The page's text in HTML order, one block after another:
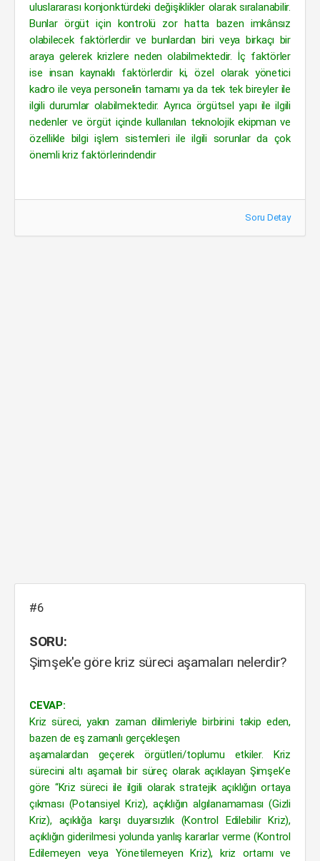
uluslararası konjonktürdeki değişiklikler olarak sıralanabilir.
Bunlar örgüt için kontrolü zor hatta bazen imkânsız
olabilecek faktörlerdir ve bunlardan biri veya birkaçı bir
araya gelerek krizlere neden olabilmektedir. İç faktörler
ise insan kaynaklı faktörlerdir ki, özel olarak yönetici
kadro ile veya personelin tamamı ya da tek tek bireyler ile
ilgili durumlar olabilmektedir. Ayrıca örgütsel yapı ile ilgili
nedenler ve örgüt içinde kullanılan teknolojik ekipman ve
özellikle bilgi işlem sistemleri ile ilgili sorunlar da çok
önemli kriz faktörlerindendir
Soru Detay
#6
SORU:
Şimşek'e göre kriz süreci aşamaları nelerdir?
CEVAP:
Kriz süreci, yakın zaman dilimleriyle birbirini takip eden,
bazen de eş zamanlı gerçekleşen
aşamalardan geçerek örgütleri/toplumu etkiler. Kriz
sürecini altı aşamalı bir süreç olarak açıklayan Şimşek’e
göre “Kriz süreci ile ilgili olarak stratejik açıklığın ortaya
çıkması (Potansiyel Kriz), açıklığın algılanamaması (Gizli
Kriz), açıklığa karşı duyarsızlık (Kontrol Edilebilir Kriz),
açıklığın giderilmesi yolunda yanlış kararlar verme (Kontrol
Edilemeyen veya Yönetilemeyen Kriz), kriz ortamı ve